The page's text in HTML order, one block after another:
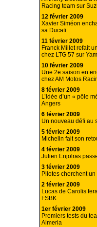
Racing team sur
12 février 2009
Xavier Siméon
sa Ducati
11 février 2009
Franck Millet refait
chez LTG 57 sur
10 février 2009
Une 2e saison en
chez AM Motos
8 février 2009
L’idée d’un « pôle
Angers
6 février 2009
Un nouveau défi au
5 février 2009
Michelin fait son
4 février 2009
Julien Enjolras
3 février 2009
Pilotes cherchent
2 février 2009
Lucas de Carolis
FSBK
1er février 2009
Premiers tests du
Almeria